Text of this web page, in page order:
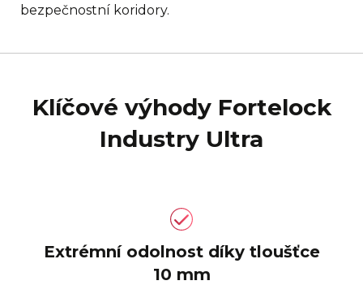
bezpečnostní koridory.
Klíčové výhody Fortelock
Industry Ultra
Extrémní odolnost díky tloušťce
10 mm